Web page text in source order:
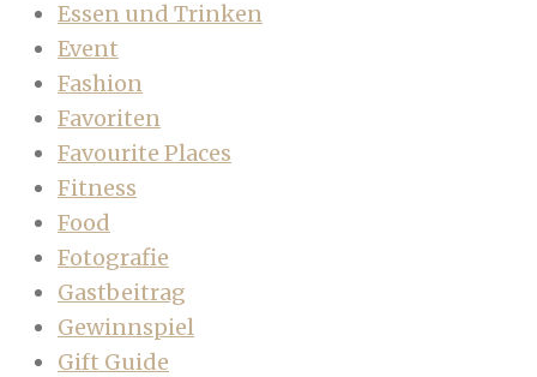
Essen und Trinken
Event
Fashion
Favoriten
Favourite Places
Fitness
Food
Fotografie
Gastbeitrag
Gewinnspiel
Gift Guide